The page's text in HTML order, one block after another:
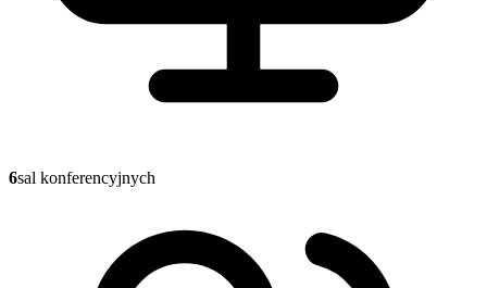
6sal konferencyjnych